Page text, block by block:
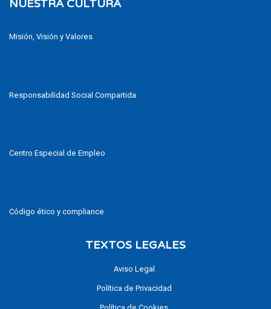
NUESTRA CULTURA
Misión, Visión y Valores
Responsabilidad Social Compartida
Centro Especial de Empleo
Código ético y compliance
TEXTOS LEGALES
Aviso Legal
Política de Privacidad